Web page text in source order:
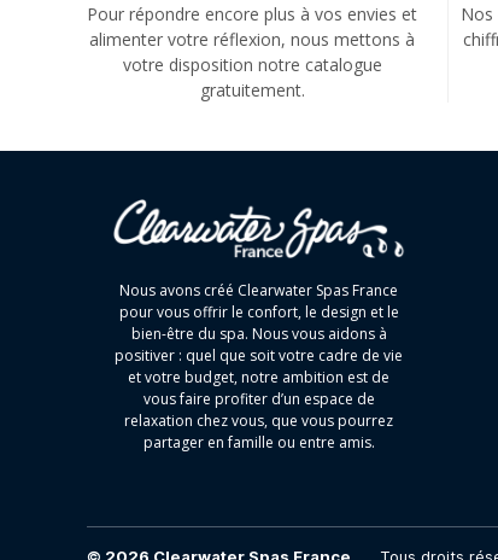
Pour répondre encore plus à vos envies et
alimenter votre réflexion, nous mettons à
votre disposition notre catalogue
gratuitement.
Nos
Nous avons créé Clearwater Spas France
pour vous offrir le confort, le design et le
bien-être du spa. Nous vous aidons à
positiver : quel que soit votre cadre de vie
et votre budget, notre ambition est de
vous faire profiter d’un espace de
relaxation chez vous, que vous pourrez
partager en famille ou entre amis.
© 2026 Clearwater Spas France Tous droits